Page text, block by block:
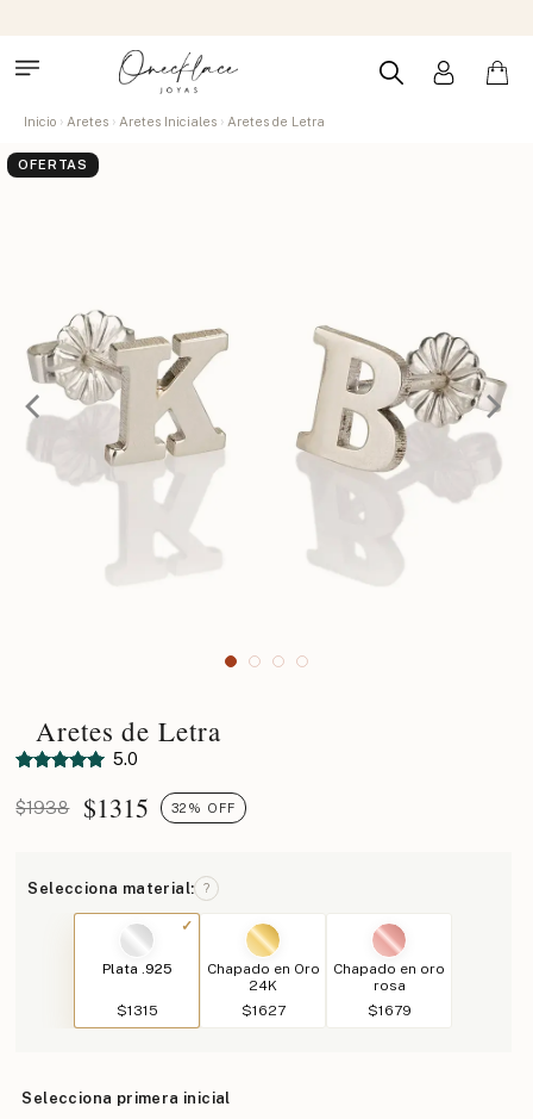
Inicio Aretes Aretes Iniciales Aretes de Letra
OFERTAS
Aretes de Letra
5.0
$1938 $1315 32% OFF
Selecciona material: ?
Plata .925
$1315
Chapado en Oro
24K
$1627
Chapado en oro
rosa
$1679
Selecciona primera inicial